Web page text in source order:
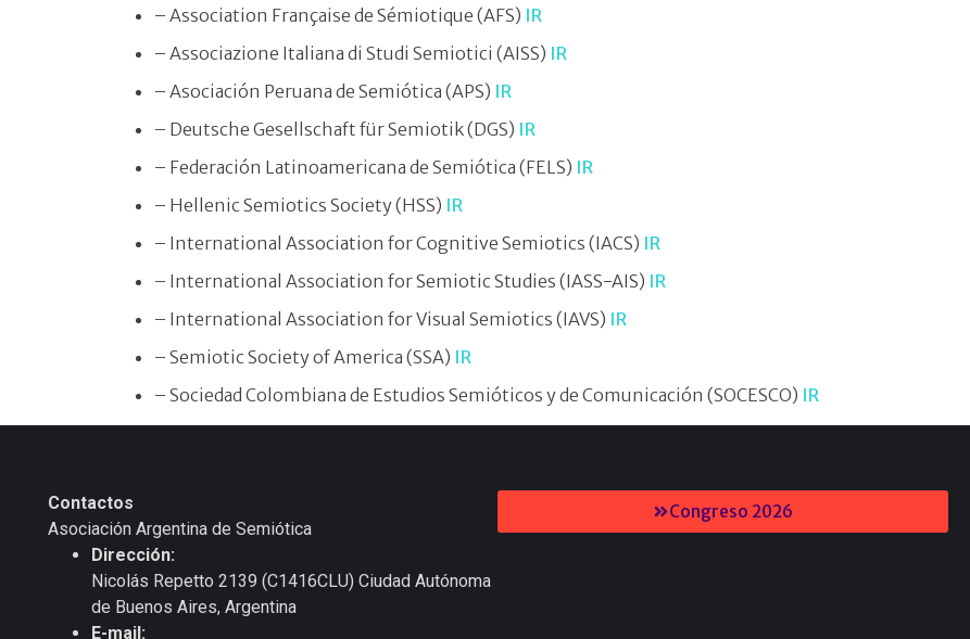
– Association Française de Sémiotique (AFS) IR
– Associazione Italiana di Studi Semiotici (AISS) IR
– Asociación Peruana de Semiótica (APS) IR
– Deutsche Gesellschaft für Semiotik (DGS) IR
– Federación Latinoamericana de Semiótica (FELS) IR
– Hellenic Semiotics Society (HSS) IR
– International Association for Cognitive Semiotics (IACS) IR
– International Association for Semiotic Studies (IASS-AIS) IR
– International Association for Visual Semiotics (IAVS) IR
– Semiotic Society of America (SSA) IR
– Sociedad Colombiana de Estudios Semióticos y de Comunicación (SOCESCO) IR
Contactos
Asociación Argentina de Semiótica
Dirección:
Nicolás Repetto 2139 (C1416CLU) Ciudad Autónoma
de Buenos Aires, Argentina
E-mail:
Congreso 2026